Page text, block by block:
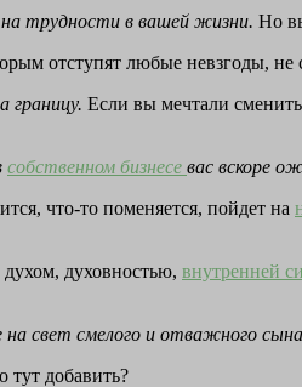
трудности в вашей жизни. Но
отступят любые невзгоды, не
границу. Если вы мечтали
собственном бизнесе вас вскоре
что-то поменяется, пойдет на
духовностью, внутренней
на свет смелого и отважного
тут добавить?